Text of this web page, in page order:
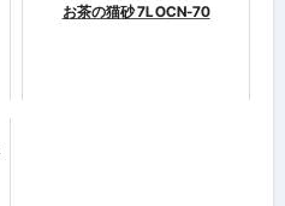
お茶の猫砂 7L OCN-70